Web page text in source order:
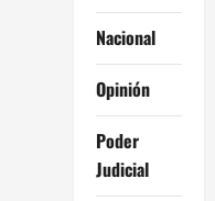
Nacional
Opinión
Poder
Judicial